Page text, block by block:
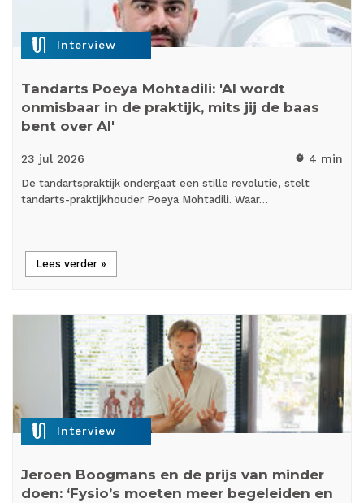
mic_external_on Interview
Tandarts Poeya Mohtadili: 'AI wordt
onmisbaar in de praktijk, mits jij de baas
bent over AI'
23 jul 2026 timer 4 min
De tandartspraktijk ondergaat een stille revolutie, stelt
tandarts-praktijkhouder Poeya Mohtadili. Waar…
Lees verder »
mic_external_on Interview
Jeroen Boogmans en de prijs van minder
doen: ‘Fysio’s moeten meer begeleiden en